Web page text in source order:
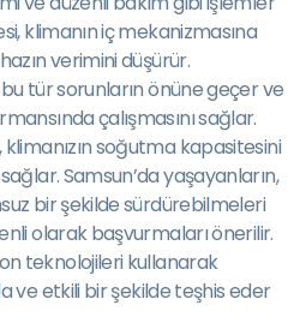
klimanın iç mekanizmasına
verimini düşürür.
tür sorunların önüne geçer ve
çalışmasını sağlar.
soğutma kapasitesini
Samsun’da yaşayanların,
bir şekilde sürdürebilmeleri
olarak başvurmaları önerilir.
teknolojileri kullanarak
ve etkili bir şekilde teşhis eder